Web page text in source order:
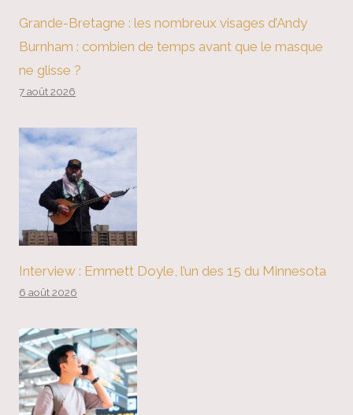
Grande-Bretagne : les nombreux visages d’Andy
Burnham : combien de temps avant que le masque
ne glisse ?
7 août 2026
Interview : Emmett Doyle, l’un des 15 du Minnesota
6 août 2026